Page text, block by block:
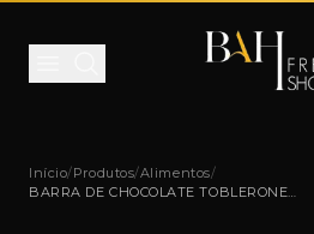
Início/Produtos/Alimentos/
BARRA DE CHOCOLATE TOBLERONE